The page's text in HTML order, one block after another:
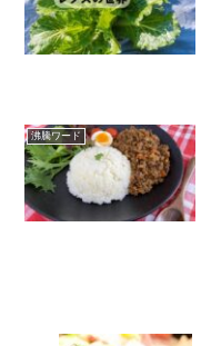
沸騰ワード